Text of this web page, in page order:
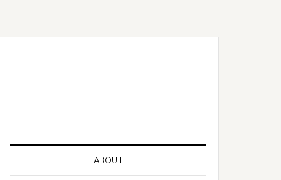
ABOUT